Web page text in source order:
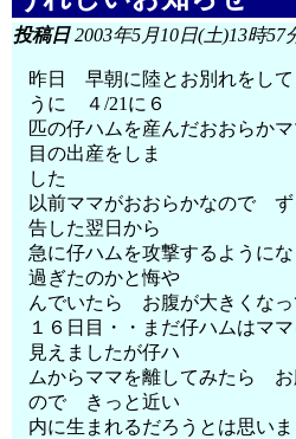
投稿日2003年5月10日(土)13時57
昨日 早朝に陸とお別れをし
うに ４/21に６
匹の仔ハムを産んだおおらか
目の出産をしま
した
以前ママがおおらかなので ず
告した翌日から
急に仔ハムを攻撃するように
過ぎたのかと悔や
んでいたら お腹が大きくなっ
１６日目・・まだ仔ハムはマ
見えましたが仔ハ
ムからママを離してみたら お
ので きっと近い
内に生まれるだろうとは思い